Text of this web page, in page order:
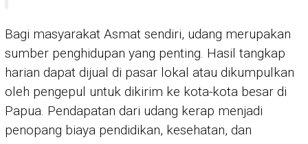
Bagi masyarakat Asmat sendiri, udang merupakan
sumber penghidupan yang penting. Hasil tangkap
harian dapat dijual di pasar lokal atau dikumpulkan
oleh pengepul untuk dikirim ke kota-kota besar di
Papua. Pendapatan dari udang kerap menjadi
penopang biaya pendidikan, kesehatan, dan